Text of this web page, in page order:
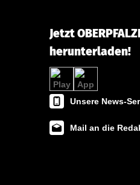
Jetzt
herunterladen!
Unsere News-
Mail an die